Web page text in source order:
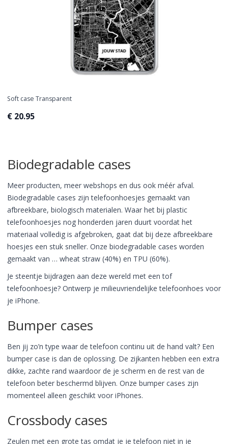
Soft case Transparent
€ 20.95
Biodegradable cases
Meer producten, meer webshops en dus ook méér afval.
Biodegradable cases zijn telefoonhoesjes gemaakt van
afbreekbare, biologisch materialen. Waar het bij plastic
telefoonhoesjes nog honderden jaren duurt voordat het
materiaal volledig is afgebroken, gaat dat bij deze afbreekbare
hoesjes een stuk sneller. Onze biodegradable cases worden
gemaakt van … wheat straw (40%) en TPU (60%).
Je steentje bijdragen aan deze wereld met een tof
telefoonhoesje? Ontwerp je milieuvriendelijke telefoonhoes voor
je iPhone.
Bumper cases
Ben jij zo’n type waar de telefoon continu uit de hand valt? Een
bumper case is dan de oplossing. De zijkanten hebben een extra
dikke, zachte rand waardoor de je scherm en de rest van de
telefoon beter beschermd blijven. Onze bumper cases zijn
momenteel alleen geschikt voor iPhones.
Crossbody cases
Zeulen met een grote tas omdat je je telefoon niet in je